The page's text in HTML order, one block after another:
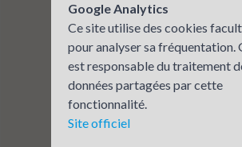
Google Analytics
Ce site utilise des cookies
pour analyser sa fréquentation.
est responsable du traitement
données partagées par cette
fonctionnalité.
Site officiel